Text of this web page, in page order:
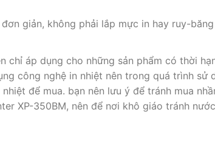
giản, không phải lắp mực in hay ruy-
chỉ áp dụng cho những sản phẩm có thời
công nghệ in nhiệt nên trong quá trình sử
để mua. bạn nên lưu ý để tránh mua
XP-350BM, nên để nơi khô giáo tránh